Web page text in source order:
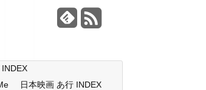
日本映画 あ行 INDEX